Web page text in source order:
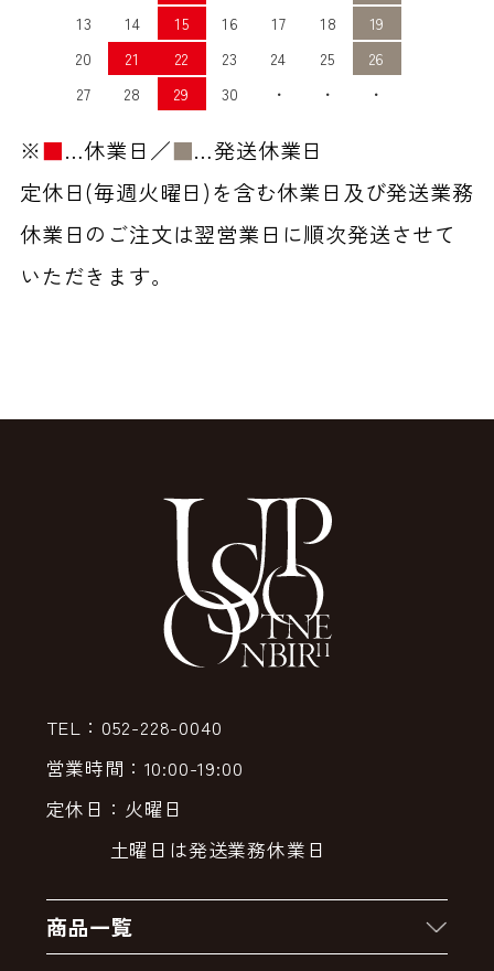
13
14 15 16 17 18
19
20
21 22 23 24 25
26
27
28 29 30 ・ ・ ・
※■…休業日／■…発送休業日
定休日(毎週火曜日)を含む休業日及び発送業務
休業日のご注文は翌営業日に順次発送させて
いただきます。
TEL：052-228-0040
営業時間：10:00-19:00
定休日：火曜日
土曜日は発送業務休業日
商品一覧